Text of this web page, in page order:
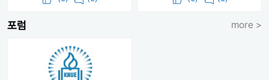
포럼 more >